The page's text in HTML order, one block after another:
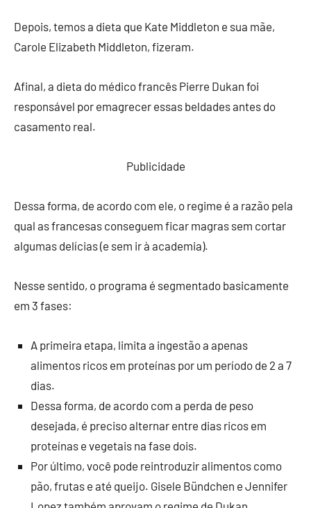
Depois, temos a dieta que Kate Middleton e sua mãe,
Carole Elizabeth Middleton, fizeram.
Afinal, a dieta do médico francês Pierre Dukan foi
responsável por emagrecer essas beldades antes do
casamento real.
Publicidade
Dessa forma, de acordo com ele, o regime é a razão pela
qual as francesas conseguem ficar magras sem cortar
algumas delícias (e sem ir à academia).
Nesse sentido, o programa é segmentado basicamente
em 3 fases:
A primeira etapa, limita a ingestão a apenas
alimentos ricos em proteínas por um período de 2 a 7
dias.
Dessa forma, de acordo com a perda de peso
desejada, é preciso alternar entre dias ricos em
proteínas e vegetais na fase dois.
Por último, você pode reintroduzir alimentos como
pão, frutas e até queijo. Gisele Bündchen e Jennifer